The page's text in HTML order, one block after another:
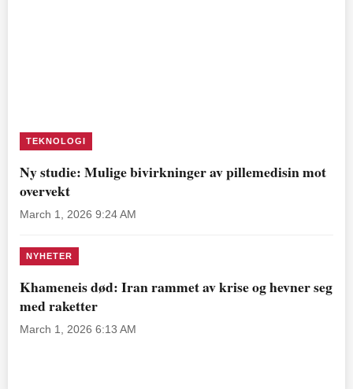
TEKNOLOGI
Ny studie: Mulige bivirkninger av pillemedisin mot
overvekt
March 1, 2026 9:24 AM
NYHETER
Khameneis død: Iran rammet av krise og hevner seg
med raketter
March 1, 2026 6:13 AM